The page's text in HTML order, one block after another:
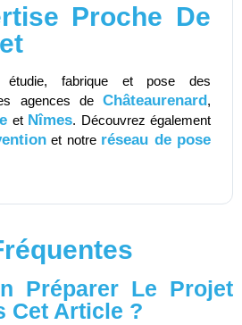
Proche De
étudie, fabrique et pose des
agences de Châteaurenard,
et Nîmes. Découvrez également
et notre réseau de pose
Préparer Le Projet
Cet Article ?